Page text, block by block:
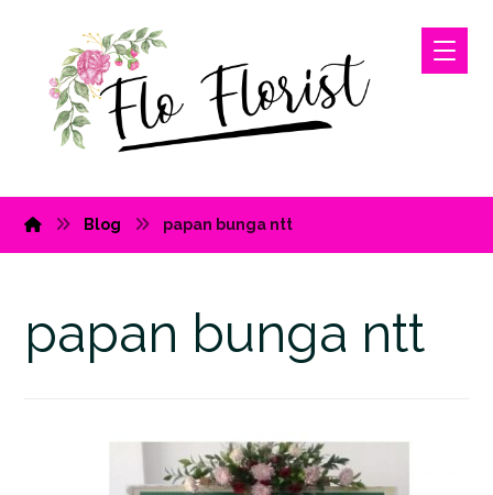
Blog papan bunga ntt
papan bunga ntt